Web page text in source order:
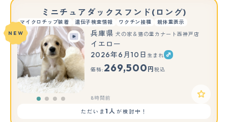
ミニチュアダックスフンド(ロング)
マイクロチップ装着 遺伝子検査情報 ワクチン接種
親体重表示
NEW
兵庫県 犬の家＆猫の里カナート西神戸店
イエロー
2026年6月10日 生まれ
価格: 269,500 円 税込
8時間前
ただいま1人 が検討中！